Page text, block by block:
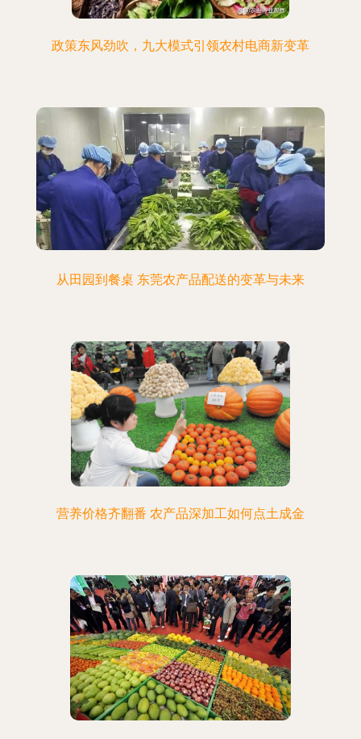
政策东风劲吹，九大模式引领农村电商新变革
从田园到餐桌 东莞农产品配送的变革与未来
营养价格齐翻番 农产品深加工如何点土成金